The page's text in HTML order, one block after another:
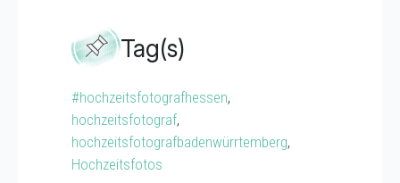
Tag(s)
#hochzeitsfotografhessen,
hochzeitsfotograf,
hochzeitsfotografbadenwürrtemberg,
Hochzeitsfotos